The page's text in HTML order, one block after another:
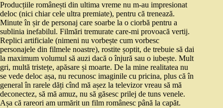
Producțiile românești din ultima vreme nu m-au impresionat
deloc (nici chiar cele ultra premiate), pentru că trenează.
Minute în șir de personaj care soarbe la o ciorbă pentru a
sublinia inefabilul. Filmări tremurate care-mi provoacă vertij.
Replici artificiale (nimeni nu vorbește cum vorbesc
personajele din filmele noastre), rostite șoptit, de trebuie să dai
la maximum volumul să auzi dacă o înjură sau o iubește. Mult
gri, multă tristețe, apăsare și moarte. De la mine realitatea nu
se vede deloc așa, nu recunosc imaginile cu pricina, plus că în
general în rarele dăți cînd mă așez la televizor vreau să mă
deconectez, să mă amuz, nu să găsesc prilej de tuns venele.
Așa că rareori am urmărit un film românesc până la capăt.